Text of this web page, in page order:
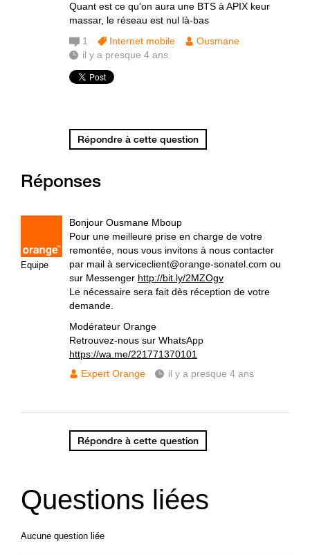
Quant est ce qu'on aura une BTS à APIX keur
massar, le réseau est nul là-bas
1 Internet mobile
Ousmane
il y a presque 4 ans
Répondre à cette question
Réponses
Equipe
Bonjour Ousmane Mboup
Pour une meilleure prise en charge de votre
remontée, nous vous invitons à nous contacter
par mail à serviceclient@orange-sonatel.com ou
sur Messenger http://bit.ly/2MZOgv
Le nécessaire sera fait dès réception de votre
demande.
Modérateur Orange
Retrouvez-nous sur WhatsApp
https://wa.me/221771370101
Expert Orange
il y a presque 4 ans
Répondre à cette question
Questions liées
Aucune question liée